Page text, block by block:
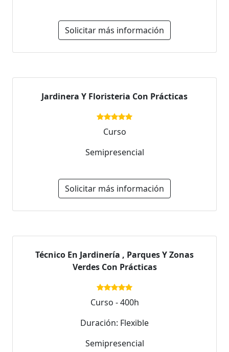
Solicitar más información
Jardinera Y Floristeria Con Prácticas
Curso
Semipresencial
Solicitar más información
Técnico En Jardinería , Parques Y Zonas
Verdes Con Prácticas
Curso - 400h
Duración: Flexible
Semipresencial